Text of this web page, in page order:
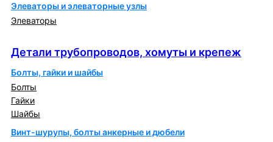
Элеваторы и элеваторные узлы
Элеваторы
Детали трубопроводов, хомуты и крепеж
Болты, гайки и шайбы
Болты
Гайки
Шайбы
Винт-шурупы, болты анкерные и дюбели